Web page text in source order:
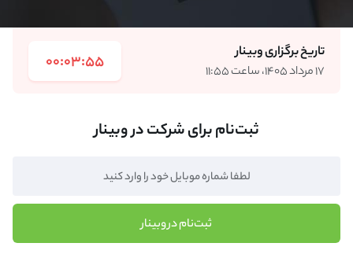
تاریخ برگزاری وبینار
۱۷ مرداد ۱۴۰۵، ساعت ۱۱:۵۵ 00:03:55
ثبت‌نام برای شرکت در وبینار
ثبت‌نام در وبینار